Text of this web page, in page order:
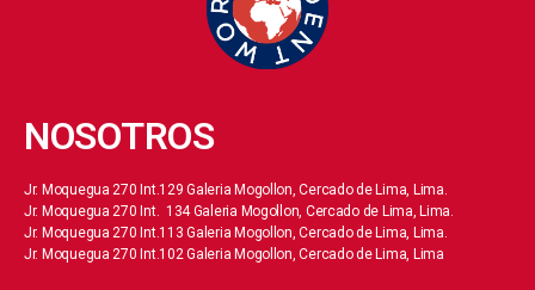
NOSOTROS
Jr. Moquegua 270 Int.129 Galeria Mogollon, Cercado de Lima, Lima.
Jr. Moquegua 270 Int. 134 Galeria Mogollon, Cercado de Lima, Lima.
Jr. Moquegua 270 Int.113 Galeria Mogollon, Cercado de Lima, Lima.
Jr. Moquegua 270 Int.102 Galeria Mogollon, Cercado de Lima, Lima